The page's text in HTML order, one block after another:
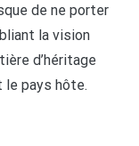
de ne porter
la vision
d’héritage
le pays hôte.